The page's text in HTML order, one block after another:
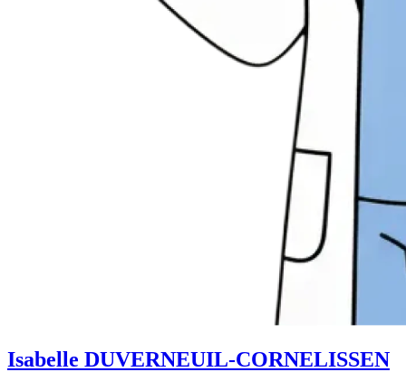
Isabelle DUVERNEUIL-CORNELISSEN